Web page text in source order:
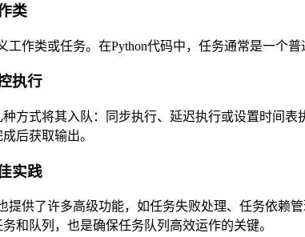
类
工作类或任务。在Python代码中，任务通常是一个
执行
方式将其入队：同步执行、延迟执行或设置时间
后获取输出。
实践
提供了许多高级功能，如任务失败处理、任务依赖
和队列，也是确保任务队列高效运作的关键。